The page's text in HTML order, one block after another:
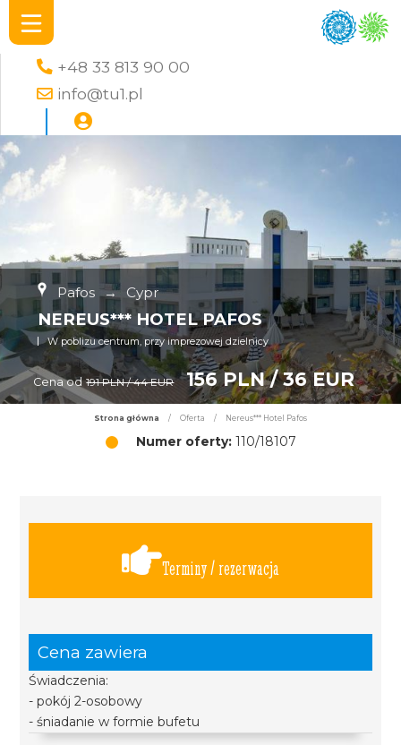
+48 33 813 90 00
info@tu1.pl
Pafos → Cypr
NEREUS*** HOTEL PAFOS
W poblizu centrum, przy imprezowej dzielnicy
Cena od 191 PLN / 44 EUR 156 PLN / 36 EUR
Strona główna / Oferta / Nereus*** Hotel Pafos
Numer oferty:110/18107
Terminy / rezerwacja
Cena zawiera
Świadczenia:
- pokój 2-osobowy
- śniadanie w formie bufetu